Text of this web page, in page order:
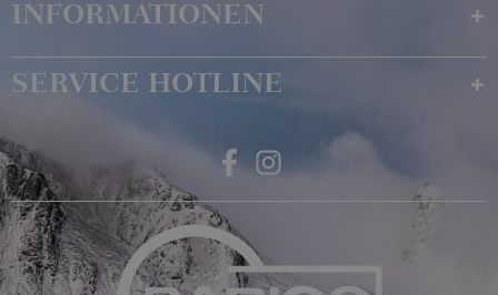
INFORMATIONEN
SERVICE HOTLINE